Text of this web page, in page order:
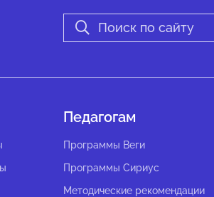
Педагогам
Программы Веги
Программы Сириус
Методические рекомендации